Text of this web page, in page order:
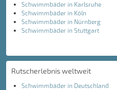
Schwimmbäder in Karlsruhe
Schwimmbäder in Köln
Schwimmbäder in Nürnberg
Schwimmbäder in Stuttgart
Rutscherlebnis weltweit
Schwimmbäder in Deutschland